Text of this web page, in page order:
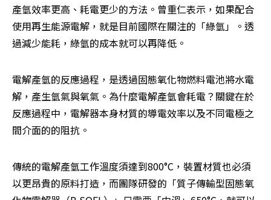
產氫效率更高、耗電更少的方法。曾重仁表示，如果配合
使用再生能源電解，就是目前國際在關注的「綠氫」。透
過減少能耗，綠氫的成本就可以再降低。
電解產氫的反應過程，是透過固態氧化物燃料電池將水電
解，產生氫氣與氧氣。為什麼電解產氫會耗電？關鍵在於
反應過程中，電解器本身材質的導電效率以及不同電極之
間介面的的阻抗。
傳統的電解產氫工作溫度須達到800°C，裝置材質也必須
以更昂貴的原料打造，而團隊研發的「質子傳輸型固態氧